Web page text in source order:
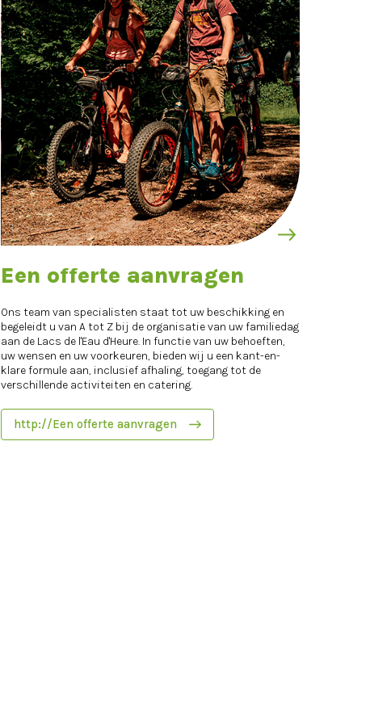
Een offerte aanvragen
Ons team van specialisten staat tot uw beschikking en
begeleidt u van A tot Z bij de organisatie van uw familiedag
aan de Lacs de l'Eau d'Heure. In functie van uw behoeften,
uw wensen en uw voorkeuren, bieden wij u een kant-en-
klare formule aan, inclusief afhaling, toegang tot de
verschillende activiteiten en catering.
http://Een offerte aanvragen